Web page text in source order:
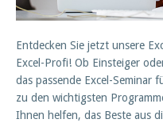
Entdecken Sie jetzt unsere
Excel-Profi! Ob Einsteiger
das passende Excel-Seminar
zu den wichtigsten
Ihnen helfen, das Beste aus